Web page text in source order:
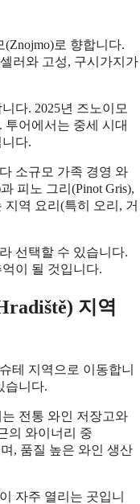
로 향합니다.
러와 고성, 구시가지가
다. 2025년 즈노이모
어에서는 중세 시대
다.
소규모 가족 경영 와
피노 그리(Pinot Gris),
역 요리(특히 오리, 거
선택할 수 있습니다.
이 될 것입니다.
지역
테 지역으로 이동합니
습니다.
전통 와인 저장고와
의 와이너리 중
며, 품질 높은 와인 생산
자주 열리는 곳입니